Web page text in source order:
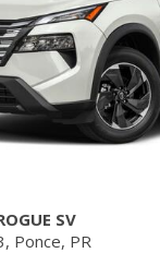
SV
Ponce, PR